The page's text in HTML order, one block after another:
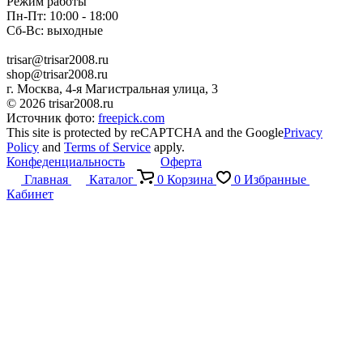
Пн-Пт: 10:00 - 18:00
Сб-Вс: выходные
trisar@trisar2008.ru
shop@trisar2008.ru
г. Москва, 4-я Магистральная улица, 3
© 2026 trisar2008.ru
Источник фото: freepick.com
This site is protected by reCAPTCHA and the GooglePrivacy
Policy and Terms of Service apply.
Конфеденциальность
Оферта
Главная
Каталог 0 Корзина 0 Избранные
Кабинет